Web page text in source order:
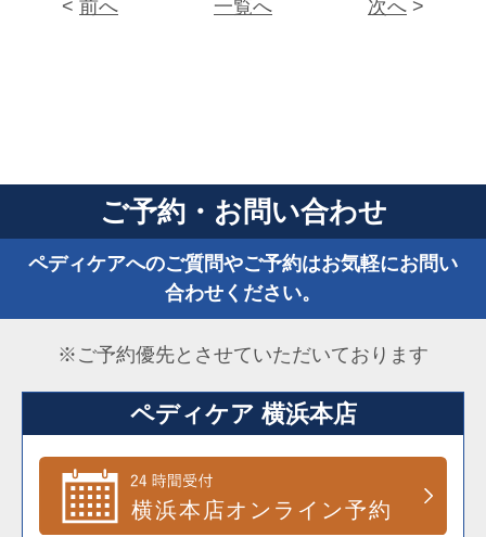
< 前へ 一覧へ 次へ >
ご予約・お問い合わせ
ペディケアへのご質問やご予約はお気軽にお問い
合わせください。
※ご予約優先とさせていただいております
ペディケア 横浜本店